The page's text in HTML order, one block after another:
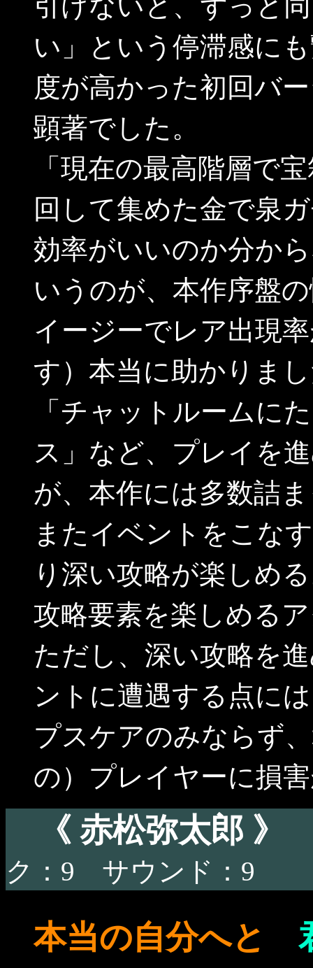
い」という停滞感に
度が高かった初回バ
顕著でした。
「現在の最高階層で
回して集めた金で泉
効率がいいのか分か
いうのが、本作序盤
イージーでレア出現
す）本当に助かりま
「チャットルームに
ス」など、プレイを
が、本作には多数詰
またイベントをこな
り深い攻略が楽しめ
攻略要素を楽しめる
ただし、深い攻略を
ントに遭遇する点に
プスケアのみならず
の）プレイヤーに損
《 赤松弥太郎
ク：9 サウンド：9
本当の自分へと